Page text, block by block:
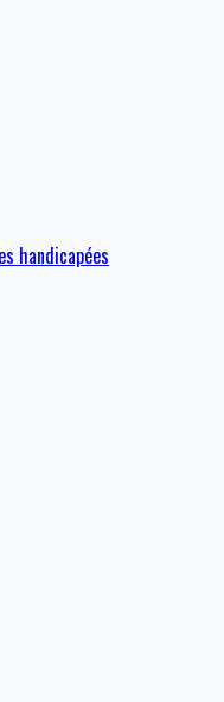
handicapées